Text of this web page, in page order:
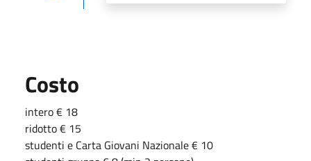
Costo
intero € 18
ridotto € 15
studenti e Carta Giovani Nazionale € 10